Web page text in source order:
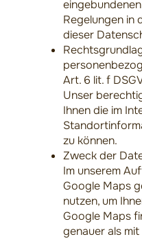
Regelungen in
dieser
Art. 6 lit. f
Unser
Ihnen die im
zu können.
Zweck der
Im unserem
Google Maps
nutzen, um
Google Maps
genauer als